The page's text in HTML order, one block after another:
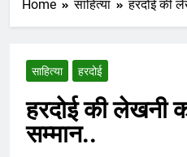
Home साहित्या हरदोई की
साहित्या हरदोई
हरदोई की लेखनी
सम्मान..